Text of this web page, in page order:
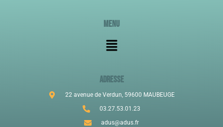
Menu
ADRESSE
22 avenue de Verdun, 59600 MAUBEUGE
03.27.53.01.23
adus@adus.fr